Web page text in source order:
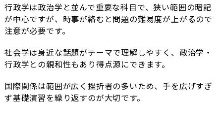
行政学は政治学と並んで重要な科目で、狭い範囲の暗記
が中心ですが、時事が絡むと問題の難易度が上がるので
注意が必要です。
社会学は身近な話題がテーマで理解しやすく、政治学・
行政学との親和性もあり得点源にできます。
国際関係は範囲が広く挫折者の多いため、手を広げすぎ
ず基礎演習を繰り返すのが大切です。